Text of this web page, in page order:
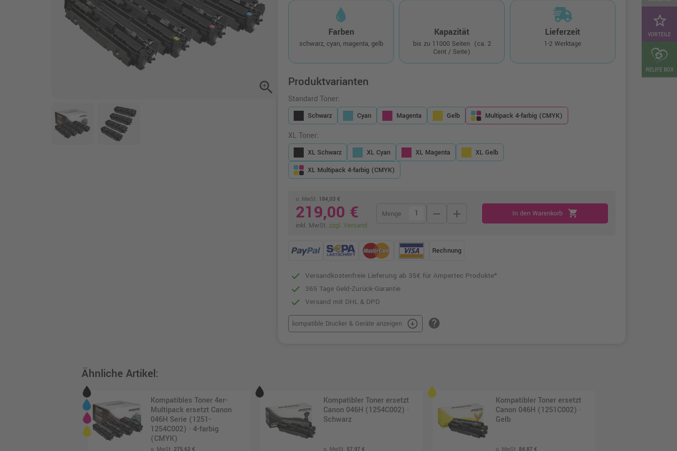
star_border
VORTEILE
RELIFE BOX
zoom_in
Farben
schwarz, cyan, magenta, gelb
Kapazität
bis zu 11000 Seiten (ca. 2
Cent / Seite)
Lieferzeit
1-2 Werktage
Produktvarianten
Standard Toner:
Schwarz Cyan Magenta Gelb Multipack 4-farbig (CMYK)
XL Toner:
XL Schwarz XL Cyan XL Magenta
XL Gelb
XL Multipack 4-farbig (CMYK)
o. MwSt. 184,03 €
219,00 €
inkl. MwSt. zzgl. Versand
Menge remove add In den Warenkorb shopping_cart
Rechnung
Versandkostenfreie Lieferung ab 35€ für Ampertec Produkte*
365 Tage Geld-Zurück-Garantie
Versand mit DHL & DPD
kompatible Drucker & Geräte anzeigen arrow_circle_down help
Ähnliche Artikel:
Kompatibles Toner 4er-
Multipack ersetzt Canon
046H Serie (1251-
1254C002) · 4-farbig
(CMYK)
o. MwSt. 275,62 €
Kompatibler Toner ersetzt
Canon 046H (1254C002) ·
Schwarz
o. MwSt. 57,97 €
Kompatibler Toner ersetzt
Canon 046H (1251C002) ·
Gelb
o. MwSt. 84,87 €